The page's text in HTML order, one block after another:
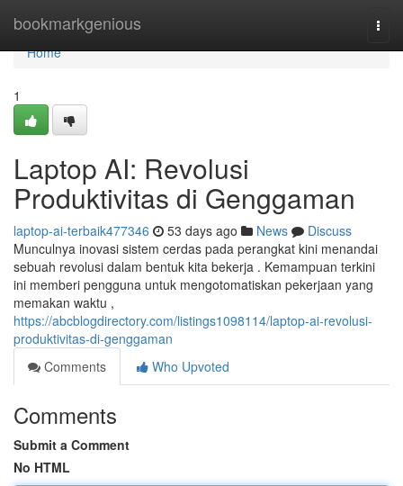
bookmarkgenious
Home
Home
1
Laptop AI: Revolusi
Produktivitas di Genggaman
laptop-ai-terbaik477346 53 days ago News
Discuss
Munculnya inovasi sistem cerdas pada perangkat kini menandai
sebuah revolusi dalam bentuk kita bekerja . Kemampuan terkini
ini memberi pengguna untuk mengotomatiskan pekerjaan yang
memakan waktu ,
https://abcblogdirectory.com/listings1098114/laptop-ai-revolusi-
produktivitas-di-genggaman
Comments
Who Upvoted
Comments
Submit a Comment
No HTML